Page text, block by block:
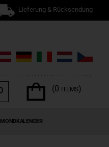
Lieferung & Rücksendung
(0 ITEMS)
MONDKALENDER